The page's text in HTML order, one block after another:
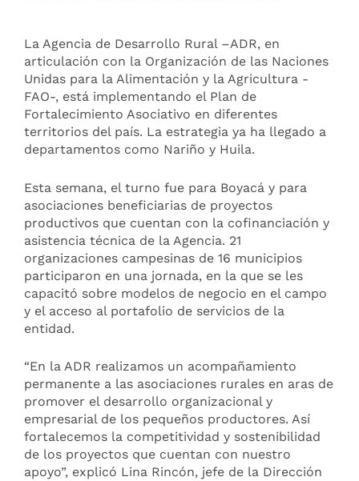
La Agencia de Desarrollo Rural –ADR, en
articulación con la Organización de las Naciones
Unidas para la Alimentación y la Agricultura -
FAO-, está implementando el Plan de
Fortalecimiento Asociativo en diferentes
territorios del país. La estrategia ya ha llegado a
departamentos como Nariño y Huila.
Esta semana, el turno fue para Boyacá y para
asociaciones beneficiarias de proyectos
productivos que cuentan con la cofinanciación y
asistencia técnica de la Agencia. 21
organizaciones campesinas de 16 municipios
participaron en una jornada, en la que se les
capacitó sobre modelos de negocio en el campo
y el acceso al portafolio de servicios de la
entidad.
“En la ADR realizamos un acompañamiento
permanente a las asociaciones rurales en aras de
promover el desarrollo organizacional y
empresarial de los pequeños productores. Así
fortalecemos la competitividad y sostenibilidad
de los proyectos que cuentan con nuestro
apoyo”, explicó Lina Rincón, jefe de la Dirección